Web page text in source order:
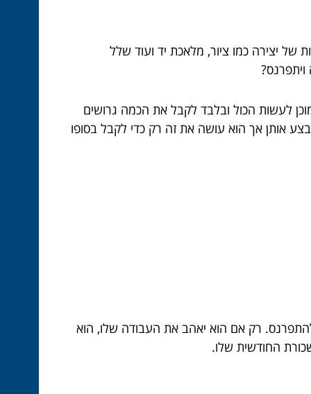
של יצירה כמו ציור, מלאכת יד ועוד שלל
לעשות הכול ובלבד לקבל את הכמה גרושים
אותן אך הוא עושה את זה רק כדי לקבל בסופו
רק אם הוא יאהב את העבודה שלו, הוא
החודשית שלו.